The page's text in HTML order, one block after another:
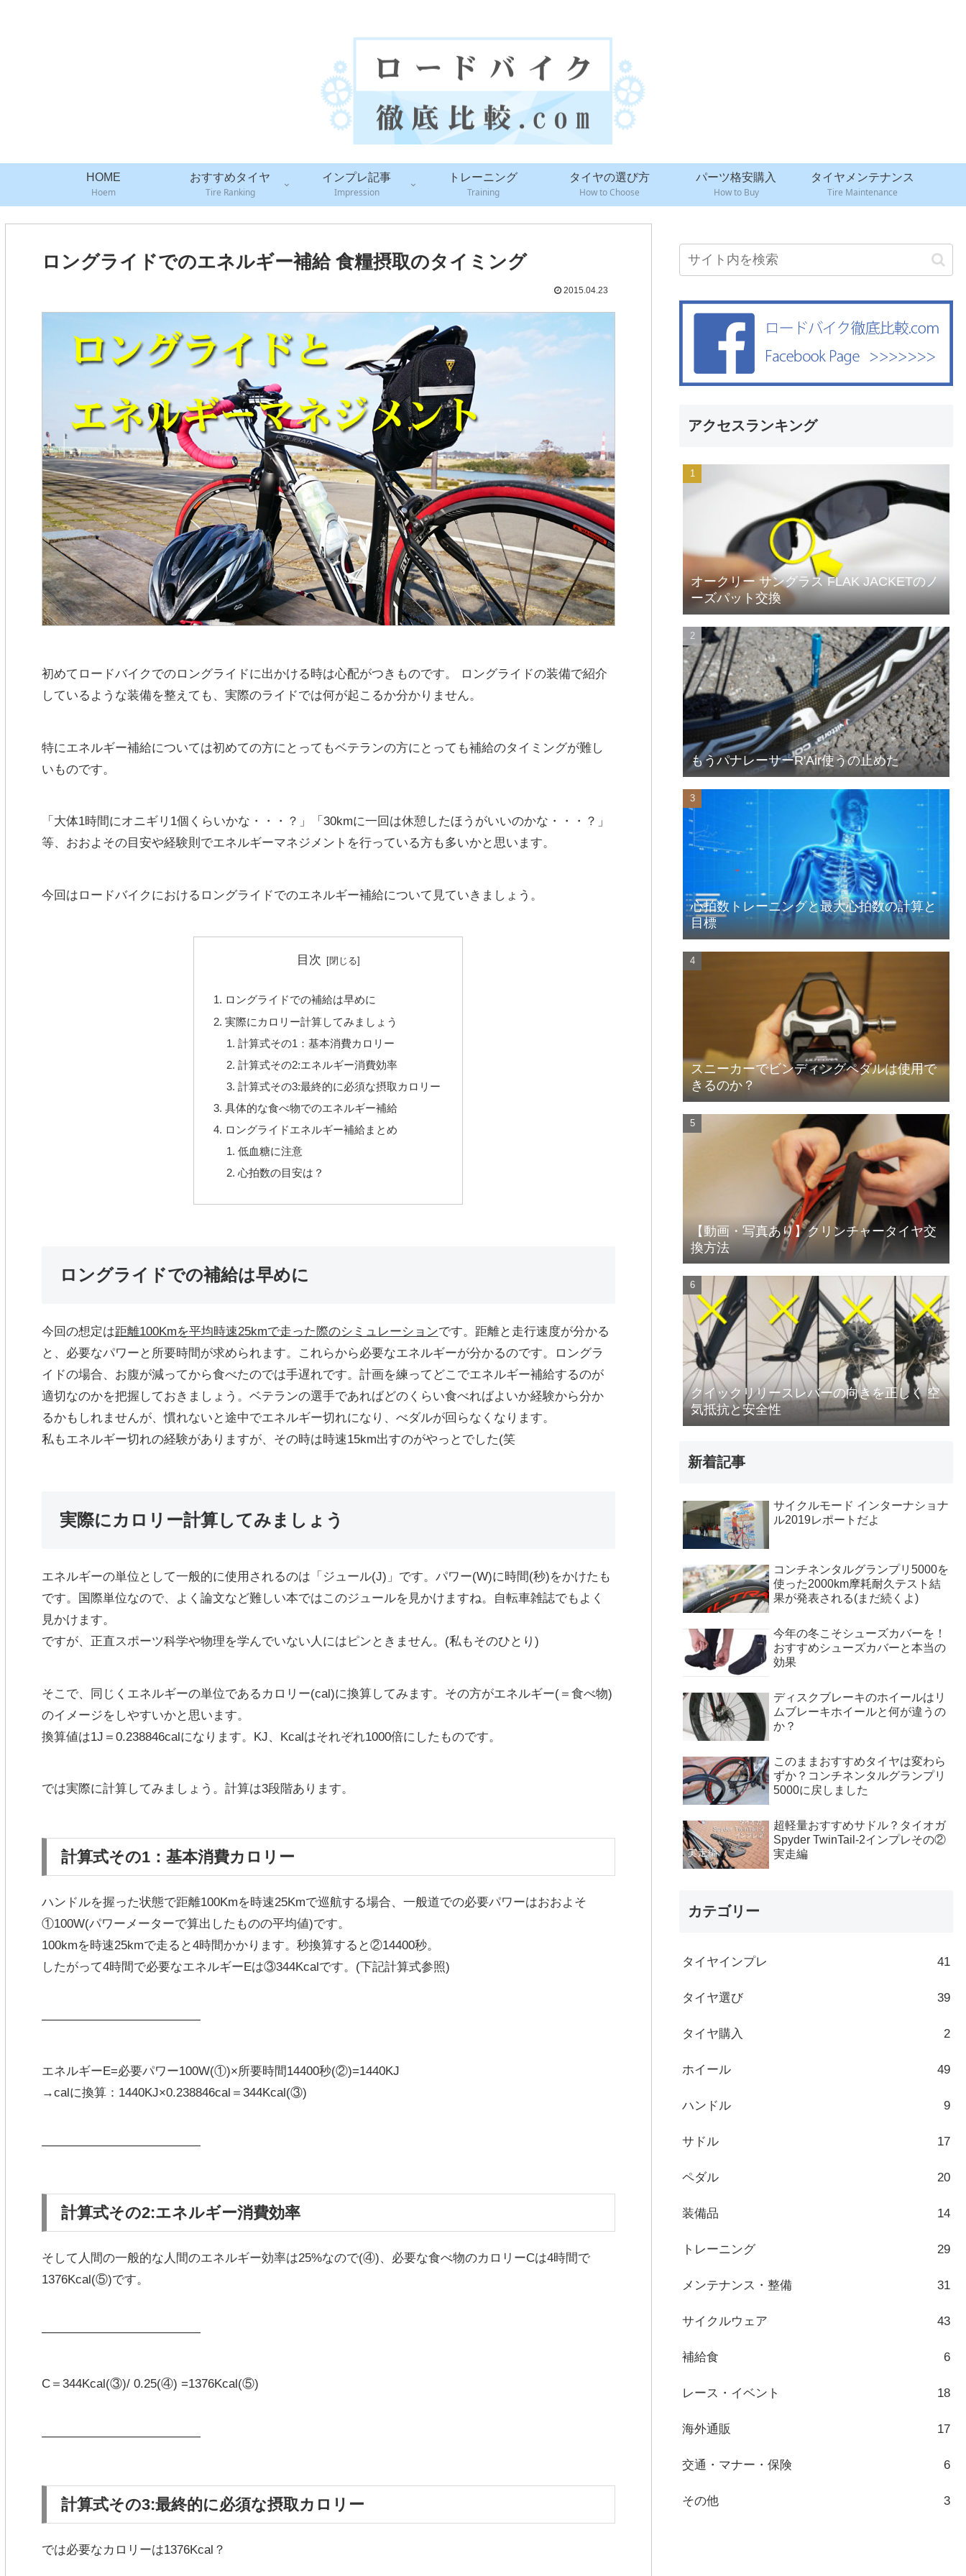
HOME
Hoem
おすすめタイヤ
Tire Ranking
インプレ記事
Impression
トレーニング
Training
タイヤの選び方
How to Choose
パーツ格安購入
How to Buy
タイヤメンテナンス
Tire Maintenance
ロングライドでのエネルギー補給 食糧摂取のタイミング
2015.04.23
初めてロードバイクでのロングライドに出かける時は心配がつきものです。 ロングライドの装備で紹介
しているような装備を整えても、実際のライドでは何が起こるか分かりません。
特にエネルギー補給については初めての方にとってもベテランの方にとっても補給のタイミングが難し
いものです。
「大体1時間にオニギリ1個くらいかな・・・？」「30kmに一回は休憩したほうがいいのかな・・・？」
等、おおよその目安や経験則でエネルギーマネジメントを行っている方も多いかと思います。
今回はロードバイクにおける ロングライドでのエネルギー補給について 見ていきましょう。
目次
ロングライドでの補給は早めに
実際にカロリー計算してみましょう
計算式その1：基本消費カロリー
計算式その2:エネルギー消費効率
計算式その3:最終的に必須な摂取カロリー
具体的な食べ物でのエネルギー補給
ロングライドエネルギー補給まとめ
低血糖に注意
心拍数の目安は？
ロングライドでの補給は早めに
今回の想定は距離100Kmを平均時速25kmで走った際のシミュレーションです。距離と走行速度が分かる
と、必要なパワーと所要時間が求められます。これらから必要なエネルギーが分かるのです。ロングラ
イドの場合、お腹が減ってから食べたのでは手遅れです。計画を練ってどこでエネルギー補給するのが
適切なのかを把握しておきましょう。ベテランの選手であればどのくらい食べればよいか経験から分か
るかもしれませんが、慣れないと途中でエネルギー切れになり、べダルが回らなくなります。
私もエネルギー切れの経験がありますが、その時は時速15km出すのがやっとでした(笑
実際にカロリー計算してみましょう
エネルギーの単位として一般的に使用されるのは「ジュール(J)」です。パワー(W)に時間(秒)をかけたも
です。国際単位なので、よく論文など難しい本ではこのジュールを見かけますね。自転車雑誌でもよく
見かけます。
ですが、正直スポーツ科学や物理を学んでいない人には ピンときません。 (私もそのひとり)
そこで、同じくエネルギーの単位である カロリー(cal)に換算してみます。 その方がエネルギー(＝食べ物)
のイメージをしやすいかと思います。
換算値は1J＝0.238846calになります。KJ、Kcalはそれぞれ1000倍にしたものです。
では実際に計算してみましょう。計算は3段階あります。
計算式その1：基本消費カロリー
ハンドルを握った状態で距離100Kmを時速25Kmで巡航する場合、一般道での必要パワーはおおよそ
①100W(パワーメーターで算出したものの平均値)です。
100kmを時速25kmで走ると4時間かかります。秒換算すると②14400秒。
したがって4時間で必要なエネルギーEは③344Kcalです。(下記計算式参照)
—————————————
エネルギーE=必要パワー100W(①)×所要時間14400秒(②)=1440KJ
→calに換算：1440KJ×0.238846cal＝344Kcal(③)
—————————————
計算式その2:エネルギー消費効率
そして人間の一般的な人間のエネルギー効率は25%なので(④)、必要な食べ物のカロリーCは4時間で
1376Kcal(⑤)です。
—————————————
C＝344Kcal(③)/ 0.25(④) =1376Kcal(⑤)
—————————————
計算式その3:最終的に必須な摂取カロリー
では必要なカロリーは1376Kcal？
アクセスランキング
オークリー サングラス FLAK JACKETのノ
ーズパット交換
もうパナレーサーR'Air使うの止めた
心拍数トレーニングと最大心拍数の計算と
目標
スニーカーでビンディングペダルは使用で
きるのか？
【動画・写真あり】クリンチャータイヤ交
換方法
クイックリリースレバーの向きを正しく 空
気抵抗と安全性
新着記事
サイクルモード インターナショナ
ル2019レポートだよ
コンチネンタルグランプリ5000を
使った2000km摩耗耐久テスト結
果が発表される(まだ続くよ)
今年の冬こそシューズカバーを！
おすすめシューズカバーと本当の
効果
ディスクブレーキのホイールはリ
ムブレーキホイールと何が違うの
か？
このままおすすめタイヤは変わら
ずか？コンチネンタルグランプリ
5000に戻しました
超軽量おすすめサドル？タイオガ
Spyder TwinTail-2インプレその②
実走編
カテゴリー
タイヤインプレ 41
タイヤ選び 39
タイヤ購入 2
ホイール 49
ハンドル 9
サドル 17
ペダル 20
装備品 14
トレーニング 29
メンテナンス・整備 31
サイクルウェア 43
補給食 6
レース・イベント 18
海外通販 17
交通・マナー・保険 6
その他 3